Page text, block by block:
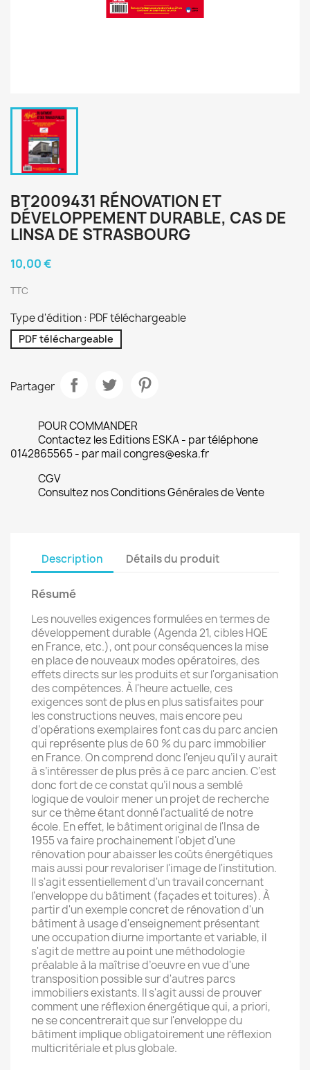
BT2009431 RÉNOVATION ET
DÉVELOPPEMENT DURABLE, CAS DE
LINSA DE STRASBOURG
10,00 €
TTC
Type d'édition : PDF téléchargeable
PDF téléchargeable
Partager
POUR COMMANDER
Contactez les Editions ESKA - par téléphone
0142865565 - par mail congres@eska.fr
CGV
Consultez nos Conditions Générales de Vente
Description Détails du produit
Résumé
Les nouvelles exigences formulées en termes de
développement durable (Agenda 21, cibles HQE
en France, etc.), ont pour conséquences la mise
en place de nouveaux modes opératoires, des
effets directs sur les produits et sur l'organisation
des compétences. À l'heure actuelle, ces
exigences sont de plus en plus satisfaites pour
les constructions neuves, mais encore peu
d’opérations exemplaires font cas du parc ancien
qui représente plus de 60 % du parc immobilier
en France. On comprend donc l’enjeu qu’il y aurait
à s’intéresser de plus près à ce parc ancien. C’est
donc fort de ce constat qu’il nous a semblé
logique de vouloir mener un projet de recherche
sur ce thème étant donné l’actualité de notre
école. En effet, le bâtiment original de l'Insa de
1955 va faire prochainement l'objet d'une
rénovation pour abaisser les coûts énergétiques
mais aussi pour revaloriser l'image de l'institution.
Il s'agit essentiellement d'un travail concernant
l'enveloppe du bâtiment (façades et toitures). À
partir d'un exemple concret de rénovation d'un
bâtiment à usage d'enseignement présentant
une occupation diurne importante et variable, il
s'agit de mettre au point une méthodologie
préalable à la maîtrise d’oeuvre en vue d'une
transposition possible sur d'autres parcs
immobiliers existants. Il s'agit aussi de prouver
comment une réflexion énergétique qui, a priori,
ne se concentrerait que sur l'enveloppe du
bâtiment implique obligatoirement une réflexion
multicritériale et plus globale.